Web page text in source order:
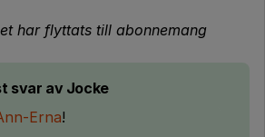
har flyttats till abonnemang
svar av Jocke
Erna!